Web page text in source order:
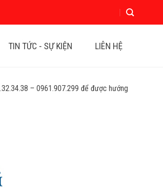
TIN TỨC - SỰ KIỆN LIÊN HỆ
– 0961.907.299 để được hướng